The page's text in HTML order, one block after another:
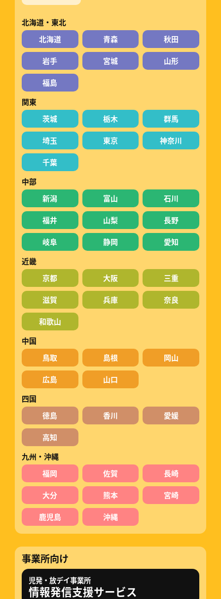
北海道・東北
北海道
青森 秋田
岩手 宮城 山形
福島
関東
茨城
栃木 群馬
埼玉 東京 神奈川
千葉
中部
新潟
富山 石川
福井 山梨 長野
岐阜 静岡
愛知
近畿
京都
大阪 三重
滋賀 兵庫 奈良
和歌山
中国
鳥取
島根 岡山
広島
山口
四国
徳島
香川 愛媛
高知
九州・沖縄
福岡
佐賀 長崎
大分 熊本 宮崎
鹿児島 沖縄
事業所向け
児発・放デイ事業所
情報発信支援サービス